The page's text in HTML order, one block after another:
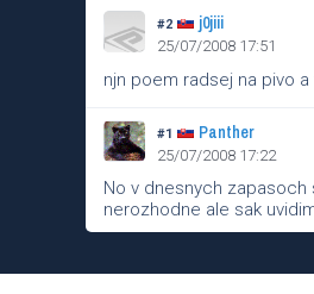
#2 j0jiii
25/07/2008 17:51
njn poem radsej na pivo
#1 Panther
25/07/2008 17:22
No v dnesnych
nerozhodne ale sak